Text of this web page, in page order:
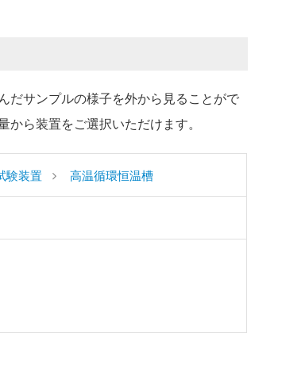
だサンプルの様子を外から見ることがで
から装置をご選択いただけます。
験装置 高温循環恒温槽